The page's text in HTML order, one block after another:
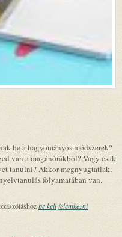
be a hagyományos módszerek?
van a magánórákból? Vagy csak
tanulni? Akkor megnyugtatlak,
folyamatában van.
másképp: így sajátítsd el az idegen
be kell jelentkezni